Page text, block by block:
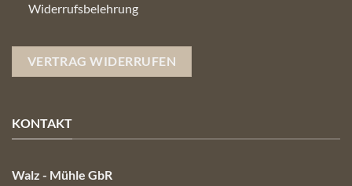
Widerrufsbelehrung
VERTRAG WIDERRUFEN
KONTAKT
Walz - Mühle GbR